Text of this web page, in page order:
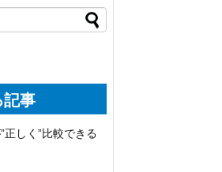
記事
正しく”比較できる